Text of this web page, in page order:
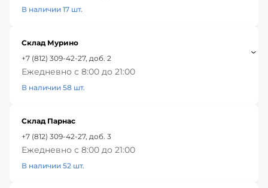
В наличии 17 шт.
Склад Мурино
+7 (812) 309-42-27, доб. 2
Ежедневно с 8:00 до 21:00
В наличии 58 шт.
Склад Парнас
+7 (812) 309-42-27, доб. 3
Ежедневно с 8:00 до 21:00
В наличии 52 шт.